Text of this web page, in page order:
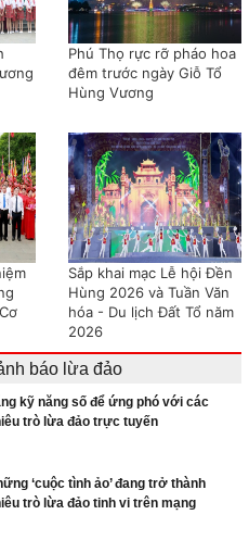
Phú Thọ rực rỡ pháo hoa
đêm trước ngày Giỗ Tổ
Hùng Vương
Sắp khai mạc Lễ hội Đền
Hùng 2026 và Tuần Văn
hóa - Du lịch Đất Tổ năm
2026
báo lừa đảo
kỹ năng số để ứng phó với các
trò lừa đảo trực tuyến
‘cuộc tình ảo’ đang trở thành
trò lừa đảo tinh vi trên mạng